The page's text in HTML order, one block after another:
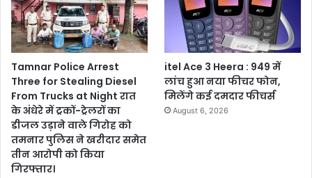
Tamnar Police Arrest
Three for Stealing Diesel
From Trucks at Night रात
के अंधेरे में ट्रकों-ट्रेलरों का
डीजल उड़ाने वाले गिरोह को
तमनार पुलिस ने खरीदार समेत
तीन आरोपी को किया
गिरफ्तार।
itel Ace 3 Heera : 949 में
लांच हुआ नया फीचर फोन,
मिलेंगे कई दमदार फीचर्स
August 6, 2026